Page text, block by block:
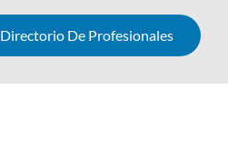
Directorio De Profesionales